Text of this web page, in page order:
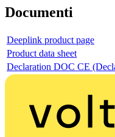
Documenti
Deeplink product page
Product data sheet
Declaration DOC CE